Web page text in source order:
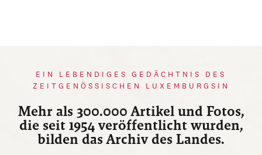
EIN LEBENDIGES GEDÄCHTNIS DES
ZEITGENÖSSISCHEN LUXEMBURGSIN
Mehr als 300.000 Artikel und Fotos,
die seit 1954 veröffentlicht wurden,
bilden das Archiv des Landes.